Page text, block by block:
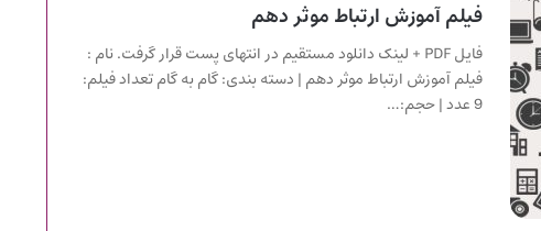
فیلم آموزش ارتباط موثر دهم
فایل PDF + لینک دانلود مستقیم در انتهای پست قرار گرفت. نام :
فیلم آموزش ارتباط موثر دهم | دسته بندی: گام به گام تعداد فیلم:
9 عدد | حجم:…